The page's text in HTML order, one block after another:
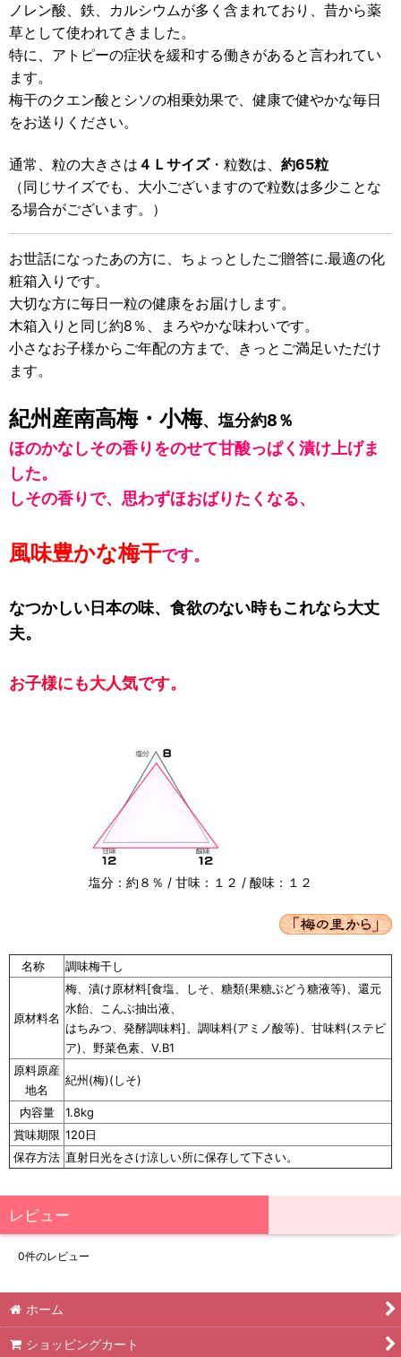
ノレン酸、鉄、カルシウムが多く含まれており、昔から薬
草として使われてきました。
特に、アトピーの症状を緩和する働きがあると言われてい
ます。
梅干のクエン酸とシソの相乗効果で、健康で健やかな毎日
をお送りください。
通常、粒の大きさは ４Ｌサイズ・粒数は、 約65粒
（同じサイズでも、大小ございますので粒数は多少ことな
る場合がございます。）
お世話になったあの方に、ちょっとしたご贈答に.最適の化
粧箱入りです。
大切な方に毎日一粒の健康をお届けします。
木箱入りと同じ約8％、まろやかな味わいです。
小さなお子様からご年配の方まで、きっとご満足いただけ
ます。
紀州産南高梅・小梅、塩分約8％
ほのかなしその香りをのせて甘酸っぱく漬け上げま
した。
しその香りで、思わずほおばりたくなる、
風味豊かな梅干です。
なつかしい日本の味、食欲のない時もこれなら大丈
夫。
お子様にも大人気です。
塩分：約８％ / 甘味：１２ / 酸味：１２
名称 調味梅干し
原材料名
梅、漬け原材料[食塩、しそ、糖類(果糖ぶどう糖液等)、還元
水飴、こんぶ抽出液、
はちみつ、発酵調味料]、調味料(アミノ酸等)、甘味料(ステビ
ア)、野菜色素、V.B1
原料原産
地名
紀州(梅)(しそ)
内容量
1.8kg
賞味期限 120日
保存方法 直射日光をさけ涼しい所に保存して下さい。
レビュー
0件のレビュー
ホーム
ショッピングカート